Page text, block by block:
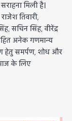
मिली है।
तिवारी,
सचिन सिंह, वीरेंद्र
अनेक गणमान्य
हेतु समर्पण, शोध और
के लिए